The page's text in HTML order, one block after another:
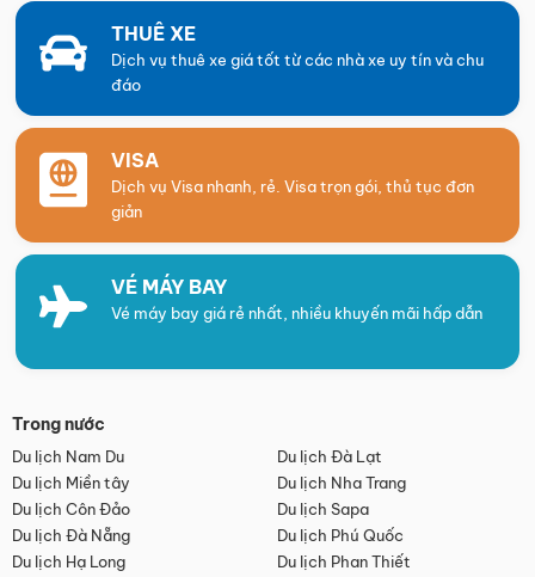
THUÊ XE
Dịch vụ thuê xe giá tốt từ các nhà xe uy tín và chu
đáo
VISA
Dịch vụ Visa nhanh, rẻ. Visa trọn gói, thủ tục đơn
giản
VÉ MÁY BAY
Vé máy bay giá rẻ nhất, nhiều khuyến mãi hấp dẫn
Trong nước
Du lịch Nam Du
Du lịch Đà Lạt
Du lịch Miền tây
Du lịch Nha Trang
Du lịch Côn Đảo
Du lịch Sapa
Du lịch Đà Nẵng
Du lịch Phú Quốc
Du lịch Hạ Long
Du lịch Phan Thiết